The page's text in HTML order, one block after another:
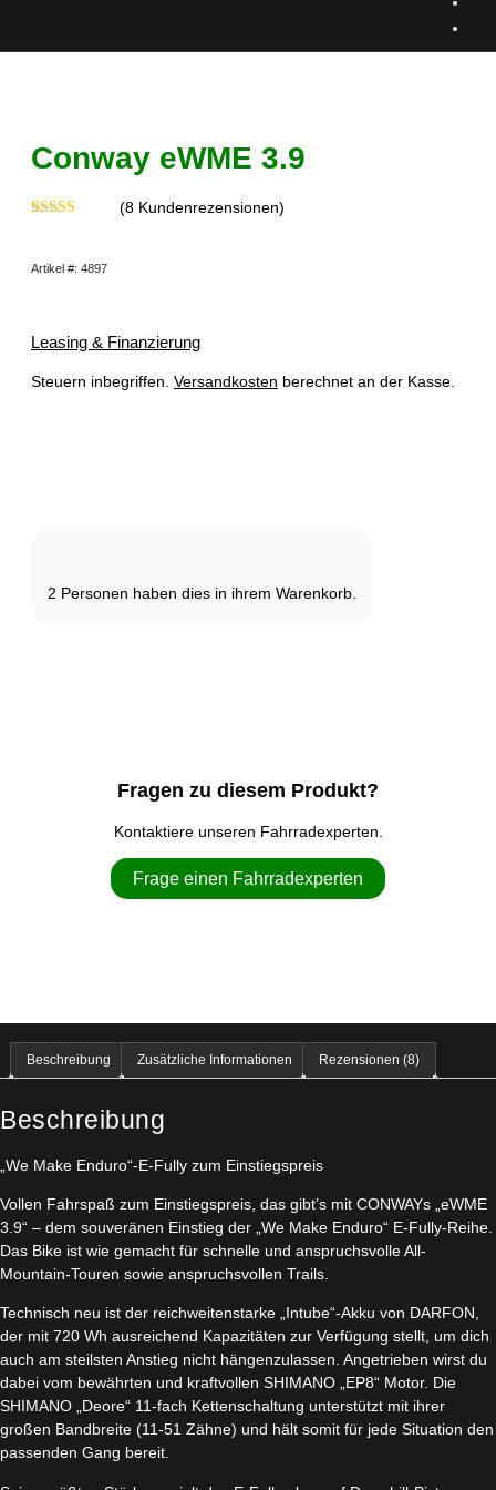
Conway eWME 3.9
basierend auf
Kundenbewertungen
(8Kundenrezensionen)
Artikel #: 4897
Leasing & Finanzierung
Steuern inbegriffen. Versandkosten berechnet an der Kasse.
2 Personen haben dies in ihrem Warenkorb.
Fragen zu diesem Produkt?
Kontaktiere unseren Fahrradexperten.
Frage einen Fahrradexperten
Beschreibung Zusätzliche Informationen Rezensionen (8)
Beschreibung
„We Make Enduro“-E-Fully zum Einstiegspreis
Vollen Fahrspaß zum Einstiegspreis, das gibt’s mit CONWAYs „eWME
3.9“ – dem souveränen Einstieg der „We Make Enduro“ E-Fully-Reihe.
Das Bike ist wie gemacht für schnelle und anspruchsvolle All-
Mountain-Touren sowie anspruchsvollen Trails.
Technisch neu ist der reichweitenstarke „Intube“-Akku von DARFON,
der mit 720 Wh ausreichend Kapazitäten zur Verfügung stellt, um dich
auch am steilsten Anstieg nicht hängenzulassen. Angetrieben wirst du
dabei vom bewährten und kraftvollen SHIMANO „EP8“ Motor. Die
SHIMANO „Deore“ 11-fach Kettenschaltung unterstützt mit ihrer
großen Bandbreite (11-51 Zähne) und hält somit für jede Situation den
passenden Gang bereit.